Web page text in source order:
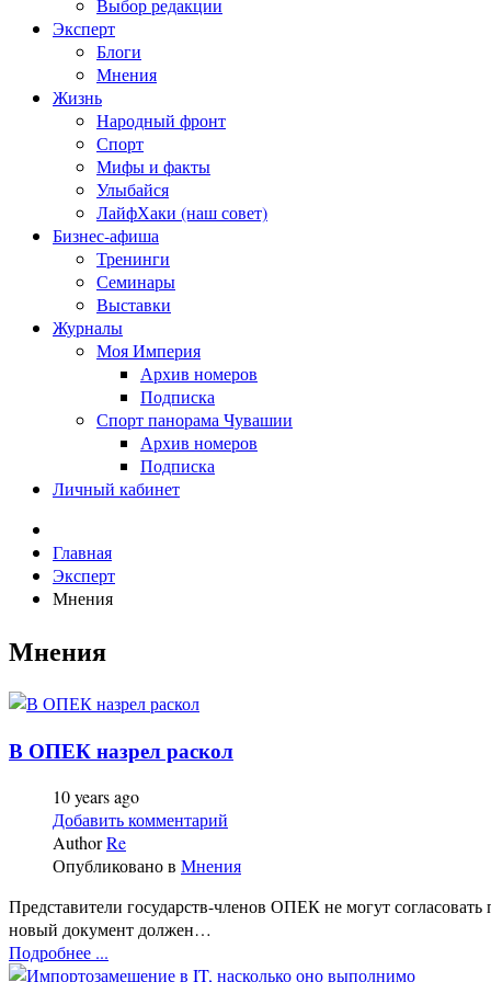
Выбор редакции
Эксперт
Блоги
Мнения
Жизнь
Народный фронт
Спорт
Мифы и факты
Улыбайся
ЛайфХаки (наш совет)
Бизнес-афиша
Тренинги
Семинары
Выставки
Журналы
Моя Империя
Архив номеров
Подписка
Спорт панорама Чувашии
Архив номеров
Подписка
Личный кабинет
Главная
Эксперт
Мнения
Мнения
В ОПЕК назрел раскол
10 years ago
Добавить комментарий
AuthorRe
Опубликовано в Мнения
Представители государств-членов ОПЕК не могут
новый документ должен…
Подробнее ...